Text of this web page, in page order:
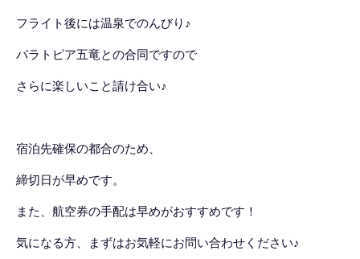
フライト後には温泉でのんびり♪
パラトピア五竜との合同ですので
さらに楽しいこと請け合い♪
宿泊先確保の都合のため、
締切日が早めです。
また、航空券の手配は早めがおすすめです！
気になる方、まずはお気軽にお問い合わせください♪